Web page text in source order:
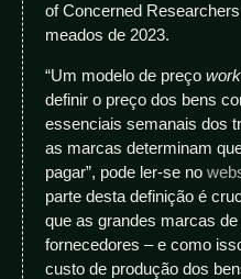
of Concerned
meados de 2023.
“Um modelo de preço
definir o preço dos bens
essenciais semanais dos
as marcas determinam
pagar”, pode ler-se no
parte desta definição é
que as grandes marcas
fornecedores – e como
custo de produção dos